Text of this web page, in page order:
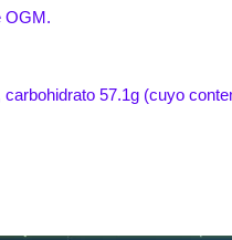
OGM.
57.1g (cuyo